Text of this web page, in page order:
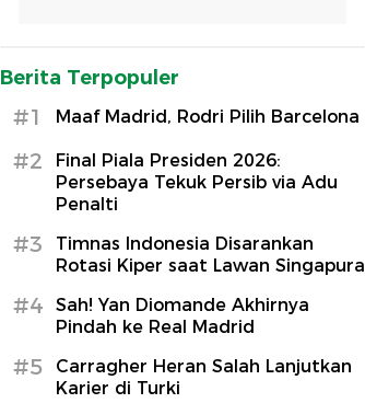
Berita Terpopuler
#1 Maaf Madrid, Rodri Pilih Barcelona
#2
Final Piala Presiden 2026:
Persebaya Tekuk Persib via Adu
Penalti
#3
Timnas Indonesia Disarankan
Rotasi Kiper saat Lawan Singapura
#4
Sah! Yan Diomande Akhirnya
Pindah ke Real Madrid
#5
Carragher Heran Salah Lanjutkan
Karier di Turki